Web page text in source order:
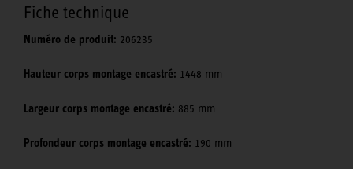
Fiche technique
Numéro de produit: 206235
Hauteur corps montage encastré: 1448 mm
Largeur corps montage encastré: 885 mm
Profondeur corps montage encastré: 190 mm